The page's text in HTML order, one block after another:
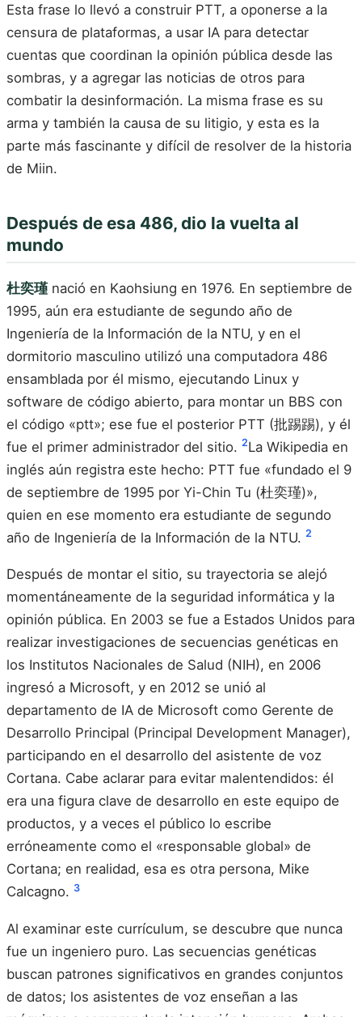
Esta frase lo llevó a construir PTT, a oponerse a la
censura de plataformas, a usar IA para detectar
cuentas que coordinan la opinión pública desde las
sombras, y a agregar las noticias de otros para
combatir la desinformación. La misma frase es su
arma y también la causa de su litigio, y esta es la
parte más fascinante y difícil de resolver de la historia
de Miin.
Después de esa 486, dio la vuelta al
mundo
杜奕瑾 nació en Kaohsiung en 1976. En septiembre de
1995, aún era estudiante de segundo año de
Ingeniería de la Información de la NTU, y en el
dormitorio masculino utilizó una computadora 486
ensamblada por él mismo, ejecutando Linux y
software de código abierto, para montar un BBS con
el código «ptt»; ese fue el posterior PTT (批踢踢), y él
fue el primer administrador del sitio. 2La Wikipedia en
inglés aún registra este hecho: PTT fue «fundado el 9
de septiembre de 1995 por Yi-Chin Tu (杜奕瑾)»,
quien en ese momento era estudiante de segundo
año de Ingeniería de la Información de la NTU. 2
Después de montar el sitio, su trayectoria se alejó
momentáneamente de la seguridad informática y la
opinión pública. En 2003 se fue a Estados Unidos para
realizar investigaciones de secuencias genéticas en
los Institutos Nacionales de Salud (NIH), en 2006
ingresó a Microsoft, y en 2012 se unió al
departamento de IA de Microsoft como Gerente de
Desarrollo Principal (Principal Development Manager),
participando en el desarrollo del asistente de voz
Cortana. Cabe aclarar para evitar malentendidos: él
era una figura clave de desarrollo en este equipo de
productos, y a veces el público lo escribe
erróneamente como el «responsable global» de
Cortana; en realidad, esa es otra persona, Mike
Calcagno. 3
Al examinar este currículum, se descubre que nunca
fue un ingeniero puro. Las secuencias genéticas
buscan patrones significativos en grandes conjuntos
de datos; los asistentes de voz enseñan a las